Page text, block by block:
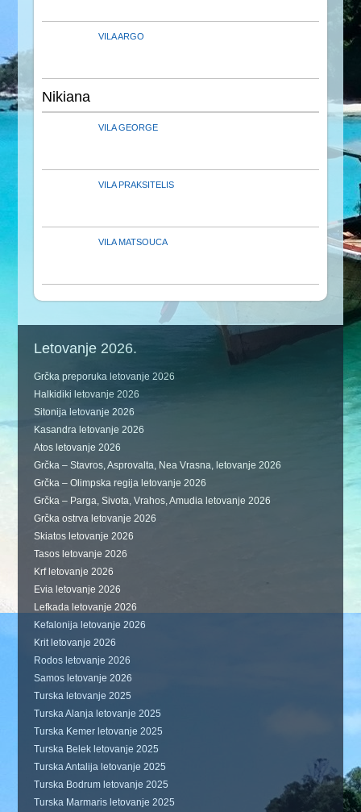
VILA ARGO
Nikiana
VILA GEORGE
VILA PRAKSITELIS
VILA MATSOUCA
Letovanje 2026.
Grčka preporuka letovanje 2026
Halkidiki letovanje 2026
Sitonija letovanje 2026
Kasandra letovanje 2026
Atos letovanje 2026
Grčka – Stavros, Asprovalta, Nea Vrasna, letovanje 2026
Grčka – Olimpska regija letovanje 2026
Grčka – Parga, Sivota, Vrahos, Amudia letovanje 2026
Grčka ostrva letovanje 2026
Skiatos letovanje 2026
Tasos letovanje 2026
Krf letovanje 2026
Evia letovanje 2026
Lefkada letovanje 2026
Kefalonija letovanje 2026
Krit letovanje 2026
Rodos letovanje 2026
Samos letovanje 2026
Turska letovanje 2025
Turska Alanja letovanje 2025
Turska Kemer letovanje 2025
Turska Belek letovanje 2025
Turska Antalija letovanje 2025
Turska Bodrum letovanje 2025
Turska Marmaris letovanje 2025